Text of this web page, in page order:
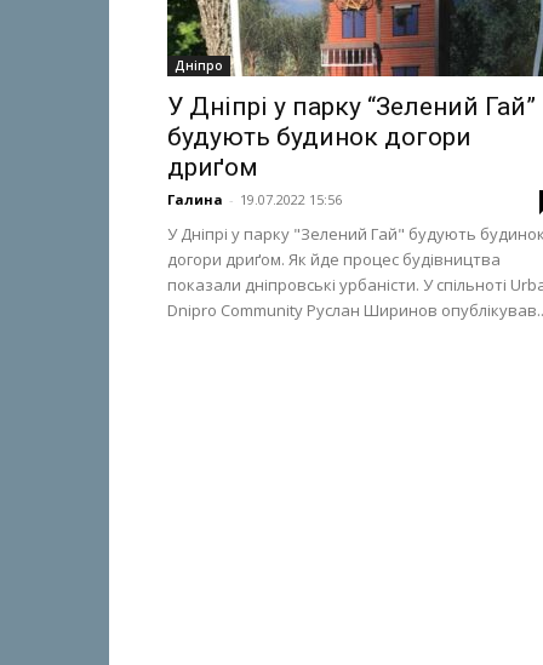
Дніпро
У Дніпрі у парку “Зелений Гай”
будують будинок догори
дриґом
Галина - 19.07.2022 15:56
У Дніпрі у парку "Зелений Гай" будують будинок
догори дриґом. Як йде процес будівництва
показали дніпровські урбаністи. У спільноті
Dnipro Community Руслан Ширинов